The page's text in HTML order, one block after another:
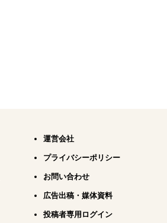
運営会社
プライバシーポリシー
お問い合わせ
広告出稿・媒体資料
投稿者専用ログイン